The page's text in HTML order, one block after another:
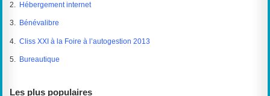
2. Hébergement internet
3. Bénévalibre
4.Cliss XXI à la Foire à l’autogestion 2013
5. Bureautique
Les plus populaires